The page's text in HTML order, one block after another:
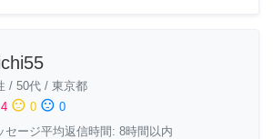
/ 50代 / 東京都
4 sentiment_neutral 0 sentiment_dissatisfied 0
セージ平均返信時間: 8時間以内